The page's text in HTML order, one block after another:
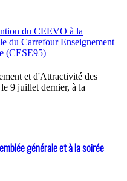
et d'Attractivité des
9 juillet dernier, à la
générale et à la soirée